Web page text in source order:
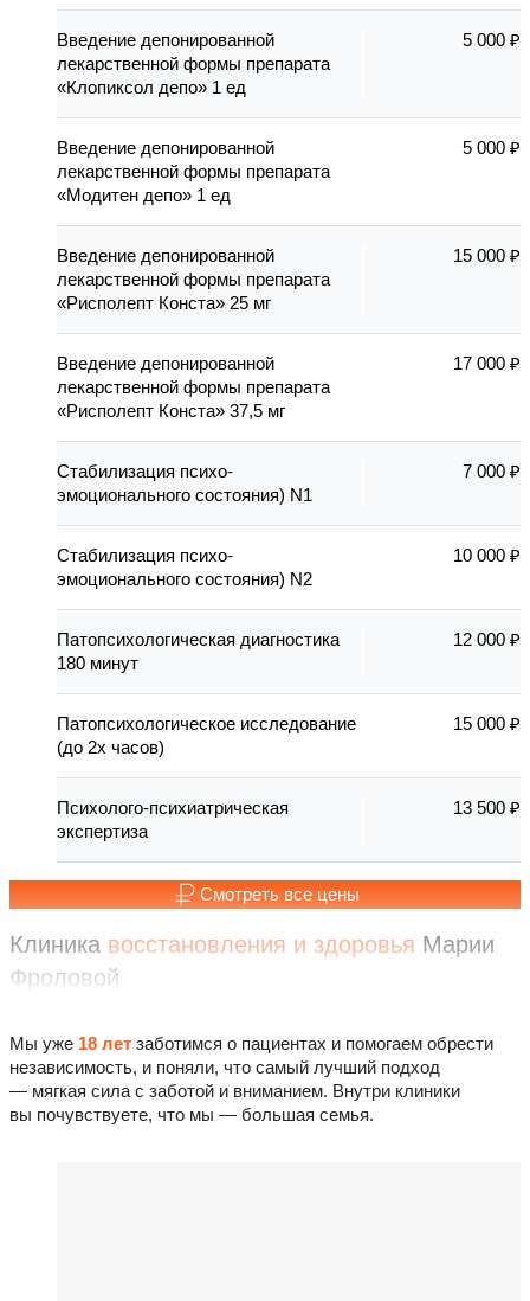
Введение депонированной
лекарственной формы препарата
«Клопиксол депо» 1 ед
5 000 ₽
Введение депонированной
лекарственной формы препарата
«Модитен депо» 1 ед
5 000 ₽
Введение депонированной
лекарственной формы препарата
«Рисполепт Конста» 25 мг
15 000 ₽
Введение депонированной
лекарственной формы препарата
«Рисполепт Конста» 37,5 мг
17 000 ₽
Стабилизация психо-
эмоционального состояния) N1
7 000 ₽
Стабилизация психо-
эмоционального состояния) N2
10 000 ₽
Патопсихологическая диагностика
180 минут
12 000 ₽
Патопсихологическое исследование
(до 2х часов)
15 000 ₽
Психолого-психиатрическая
экспертиза
13 500 ₽
Смотреть все цены
Клиника восстановления и здоровья Марии
Фроловой
Мы уже 18 лет заботимся о пациентах и помогаем обрести
независимость, и поняли, что самый лучший подход
— мягкая сила с заботой и вниманием. Внутри клиники
вы почувствуете, что мы — большая семья.